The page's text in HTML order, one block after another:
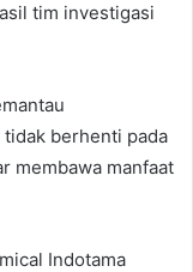
tim investigasi
berhenti pada
membawa manfaat
Indotama